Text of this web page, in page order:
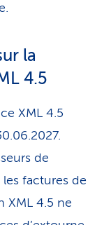
la
4.5
XML 4.5
de
factures de
XML 4.5 ne